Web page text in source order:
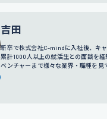
吉田
新卒で株式会社C-mindに入社後、キ
累計1000人以上の就活生との面談を
ベンチャーまで様々な業界・職種を見